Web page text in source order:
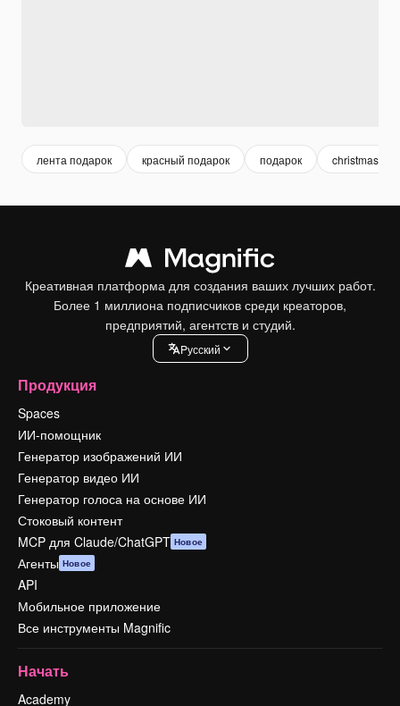
лента подарок красный подарок подарок christmas
Креативная платформа для создания ваших лучших работ.
Более 1 миллиона подписчиков среди креаторов,
предприятий, агентств и студий.
Pусский
Продукция
Spaces
ИИ-помощник
Генератор изображений ИИ
Генератор видео ИИ
Генератор голоса на основе ИИ
Стоковый контент
MCP для Claude/ChatGPT Новое
Агенты Новое
API
Мобильное приложение
Все инструменты Magnific
Начать
Academy